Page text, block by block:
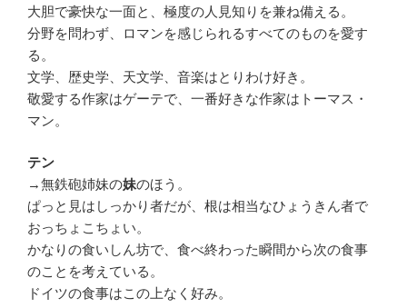
大胆で豪快な一面と、極度の人見知りを兼ね備える。
分野を問わず、ロマンを感じられるすべてのものを愛す
る。
文学、歴史学、天文学、音楽はとりわけ好き。
敬愛する作家はゲーテで、一番好きな作家はトーマス・
マン。
テン
→無鉄砲姉妹の妹のほう。
ぱっと見はしっかり者だが、根は相当なひょうきん者で
おっちょこちょい。
かなりの食いしん坊で、食べ終わった瞬間から次の食事
のことを考えている。
ドイツの食事はこの上なく好み。